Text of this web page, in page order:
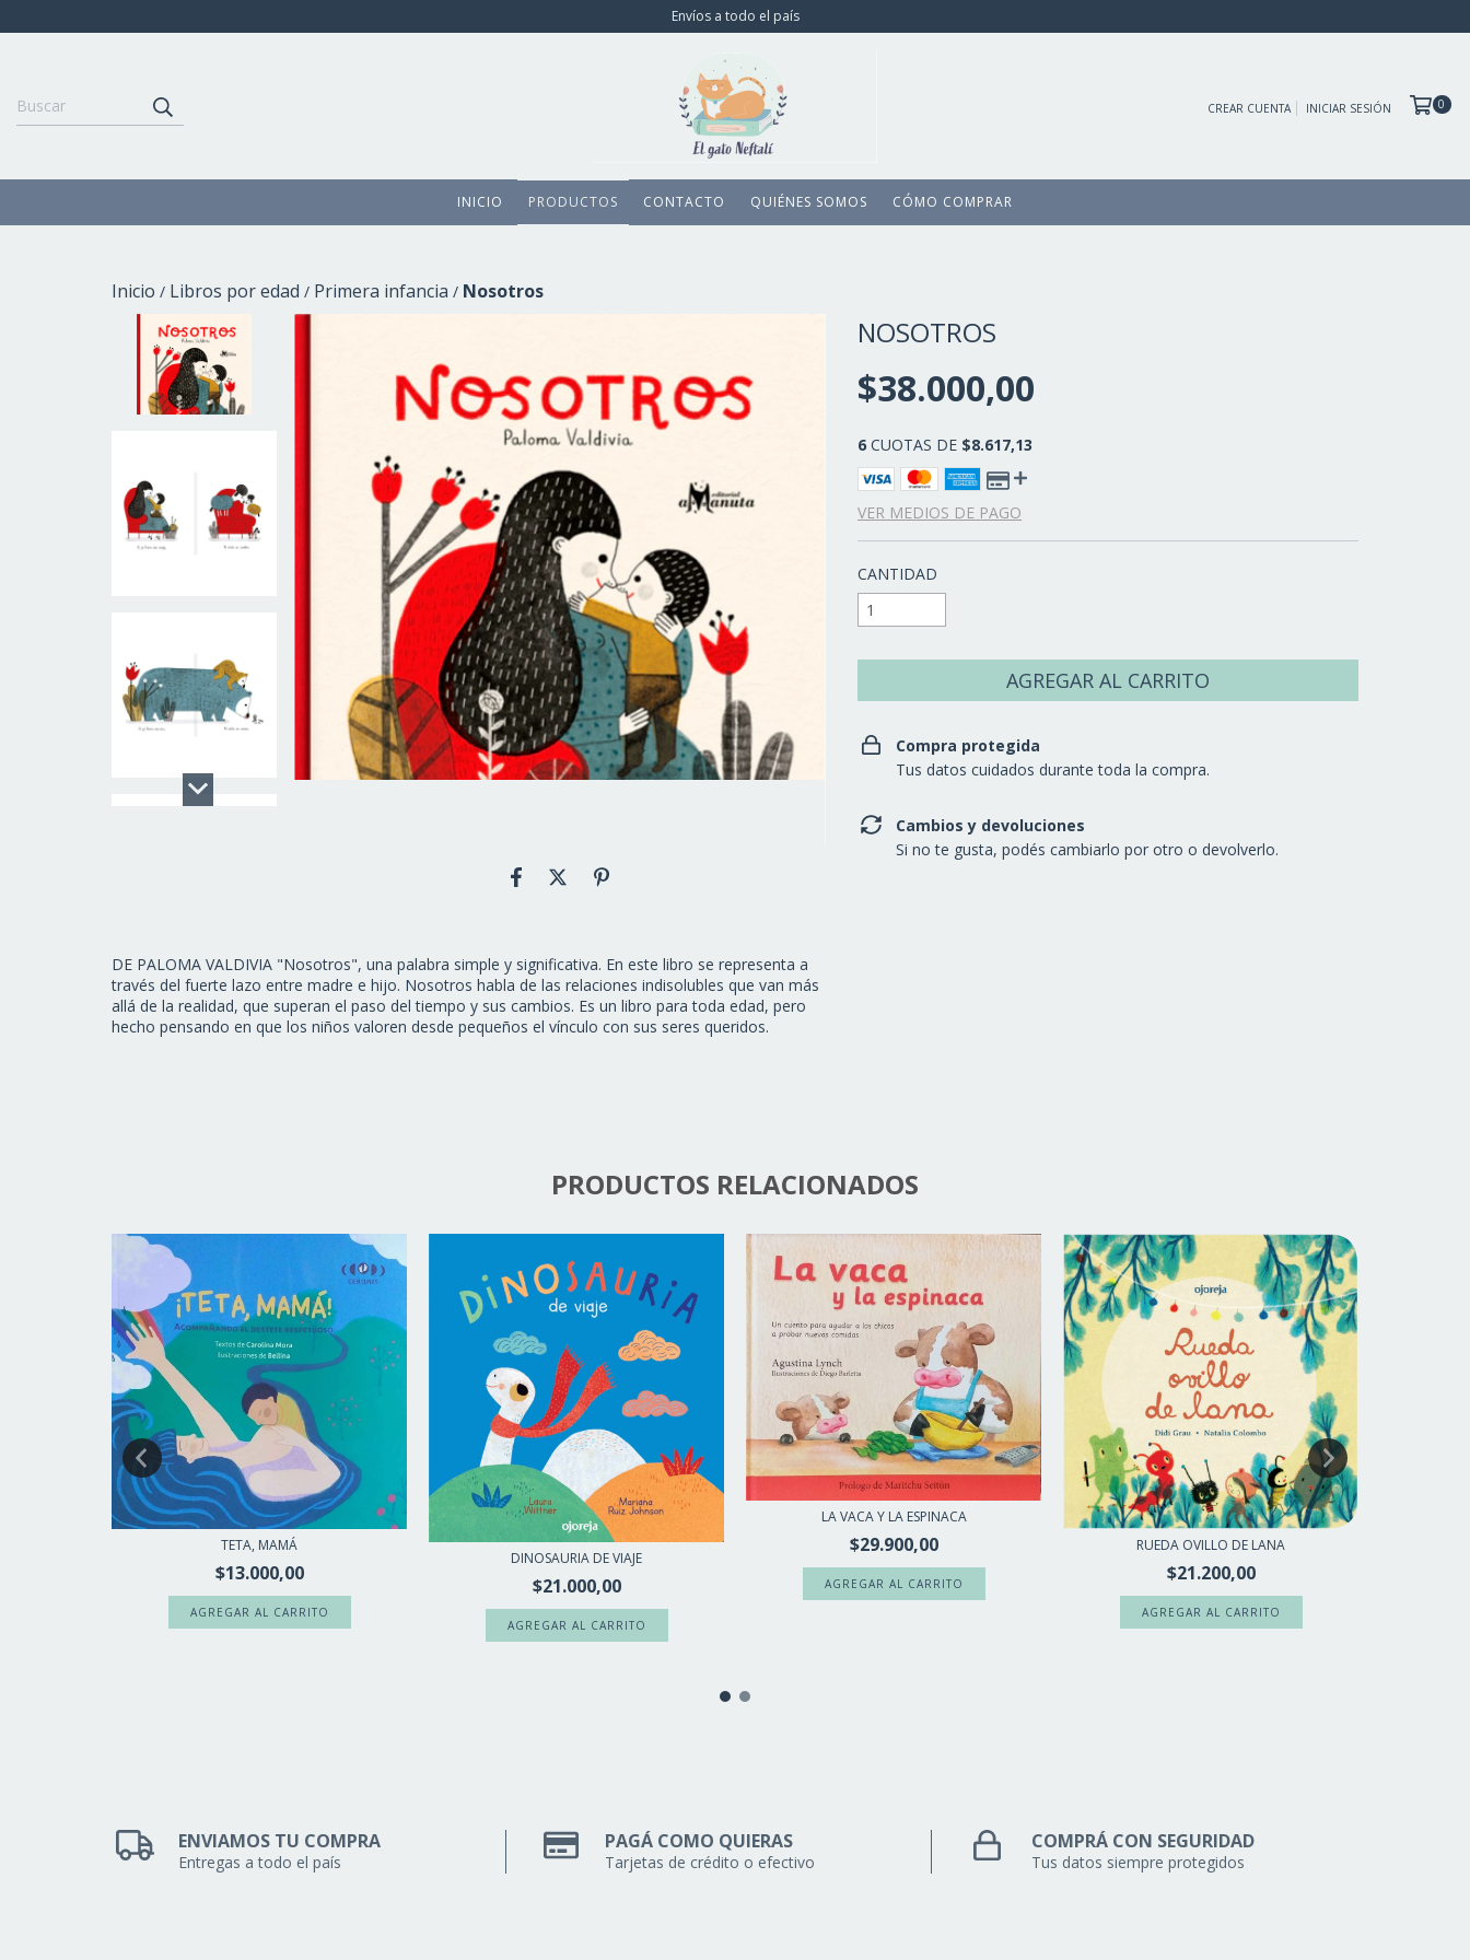
Envíos a todo el país
CREAR CUENTA INICIAR SESIÓN 0
INICIO PRODUCTOS CONTACTO QUIÉNES SOMOS CÓMO COMPRAR
Inicio / Libros por edad / Primera infancia / Nosotros
DE PALOMA VALDIVIA "Nosotros", una palabra simple y significativa. En este libro se representa a
través del fuerte lazo entre madre e hijo. Nosotros habla de las relaciones indisolubles que van más
allá de la realidad, que superan el paso del tiempo y sus cambios. Es un libro para toda edad, pero
hecho pensando en que los niños valoren desde pequeños el vínculo con sus seres queridos.
NOSOTROS
$38.000,00
6 CUOTAS DE $8.617,13
VER MEDIOS DE PAGO
CANTIDAD
Compra protegida
Tus datos cuidados durante toda la compra.
Cambios y devoluciones
Si no te gusta, podés cambiarlo por otro o devolverlo.
PRODUCTOS RELACIONADOS
TETA, MAMÁ
$13.000,00
DINOSAURIA DE VIAJE
$21.000,00
LA VACA Y LA ESPINACA
$29.900,00 RUEDA OVILLO DE LANA
$21.200,00
ENVIAMOS TU COMPRA
Entregas a todo el país
PAGÁ COMO QUIERAS
Tarjetas de crédito o efectivo
COMPRÁ CON SEGURIDAD
Tus datos siempre protegidos